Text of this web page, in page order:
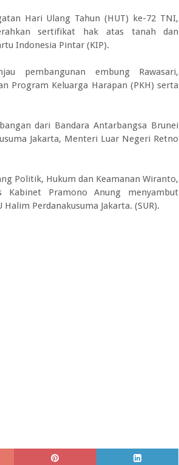
Hari Ulang Tahun (HUT) ke-72 TNI,
sertifikat hak atas tanah dan
Indonesia Pintar (KIP).
pembangunan embung Rawasari,
Program Keluarga Harapan (PKH) serta
dari Bandara Antarbangsa Brunei
Jakarta, Menteri Luar Negeri Retno
Politik, Hukum dan Keamanan Wiranto,
Pramono Anung menyambut
Perdanakusuma Jakarta. (SUR).